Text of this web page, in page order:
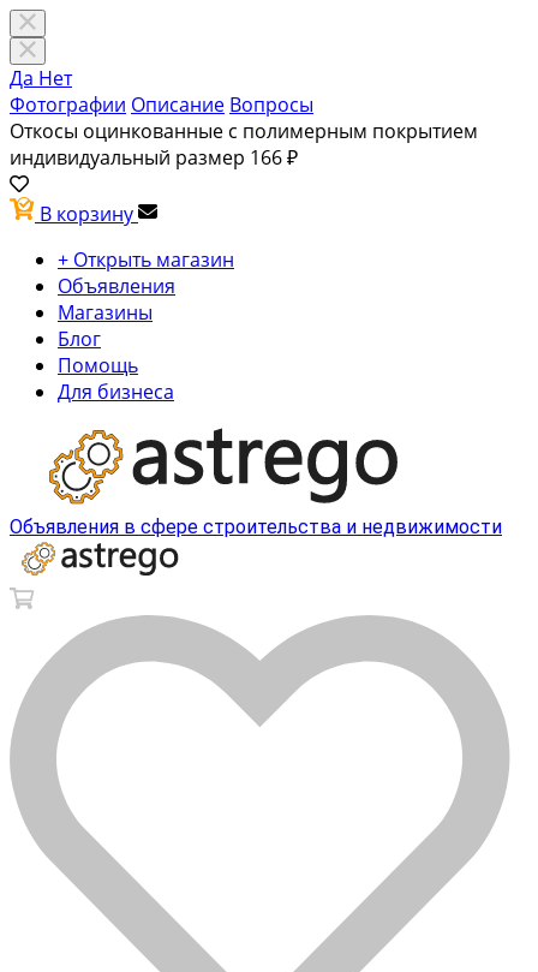
Да Нет
Фотографии Описание Вопросы
Откосы оцинкованные с полимерным покрытием
индивидуальный размер 166 ₽
В корзину
+ Открыть магазин
Объявления
Магазины
Блог
Помощь
Для бизнеса
Объявления в сфере строительства и недвижимости